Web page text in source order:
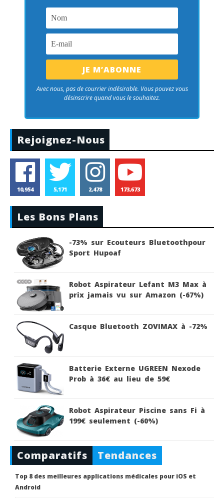
Avec nous, pas de courrier indésirable. Vous pouvez vous
désinscrire quand vous le souhaitez.
Rejoignez-Nous
10,954 5,171 2,478 173,673
Les Bons Plans
-73% sur Ecouteurs Bluetoothpour
Sport Hupoaf
Robot Aspirateur Lefant M3 Max à
prix jamais vu sur Amazon (-67%)
Casque Bluetooth ZOVIMAX à -72%
Batterie Externe UGREEN Nexode
Prob à 36€ au lieu de 59€
Robot Aspirateur Piscine sans Fi à
199€ seulement (-60%)
Comparatifs Tendances
Top 8 des meilleures applications médicales pour iOS et
Android